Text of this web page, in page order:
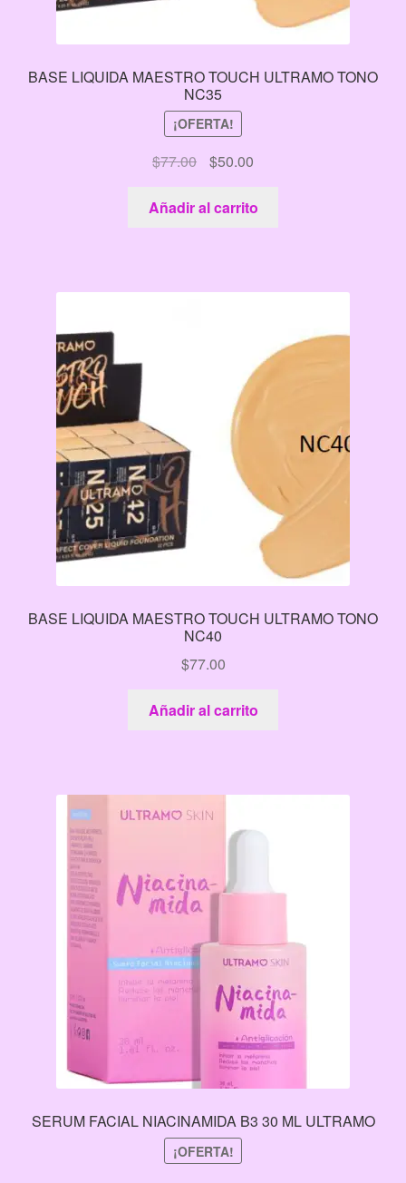
BASE LIQUIDA MAESTRO TOUCH ULTRAMO TONO
NC35
¡OFERTA!
$77.00
El
precio
original
era:
$50.00El
precio
actual
es:
Añadir al carrito
BASE LIQUIDA MAESTRO TOUCH ULTRAMO TONO
NC40
$77.00
Añadir al carrito
SERUM FACIAL NIACINAMIDA B3 30 ML ULTRAMO
¡OFERTA!